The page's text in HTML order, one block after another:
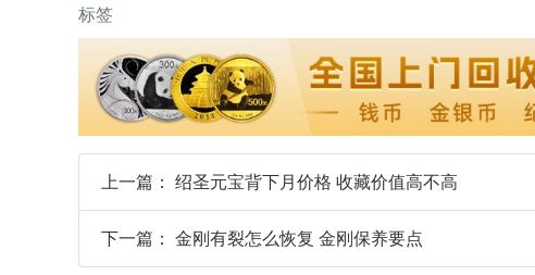
标签
上一篇： 绍圣元宝背下月价格 收藏价值高不高
下一篇： 金刚有裂怎么恢复 金刚保养要点